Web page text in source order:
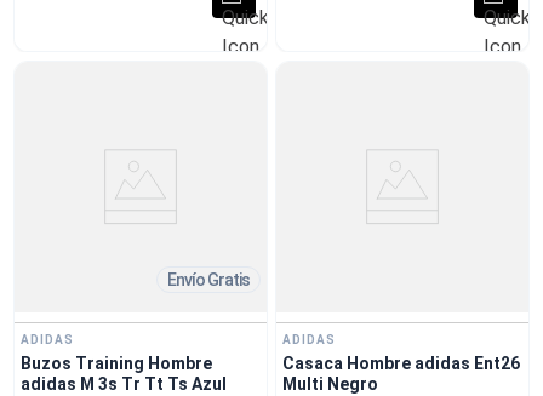
Envío Gratis
ADIDAS
Buzos Training Hombre
adidas M 3s Tr Tt Ts Azul
ADIDAS
Casaca Hombre adidas Ent26
Multi Negro